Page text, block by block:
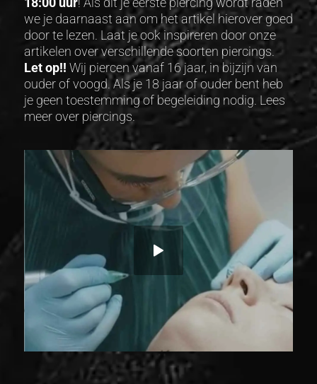
we je daarnaast aan om het artikel hierover goed
door te lezen. Laat je ook inspireren door onze
artikelen over verschillendesoorten piercings.
Let op!! Wij piercen vanaf 16 jaar, in bijzijn van
ouder of voogd. Als je 18 jaar of ouder bent heb
je geen toestemming of begeleiding nodig. Lees
meer over piercings.